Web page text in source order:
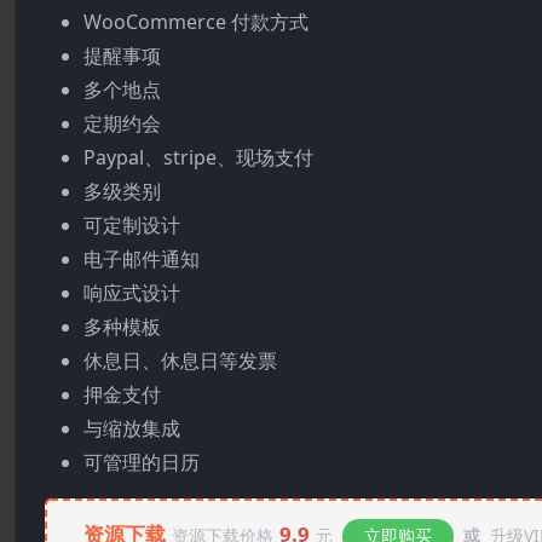
WooCommerce 付款方式
提醒事项
多个地点
定期约会
Paypal、stripe、现场支付
多级类别
可定制设计
电子邮件通知
响应式设计
多种模板
休息日、休息日等发票
押金支付
与缩放集成
可管理的日历
资源下载 资源下载价格 9.9 元 立即购买 或 升级